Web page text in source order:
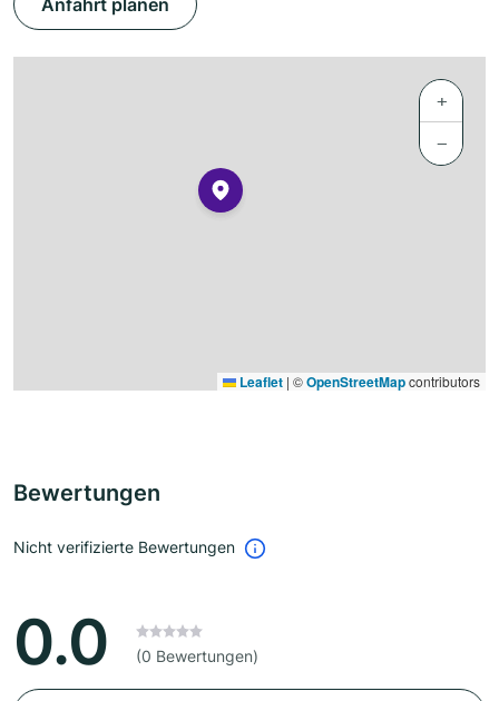
Anfahrt planen
+
−
Leaflet | ©OpenStreetMapcontributors
Bewertungen
Nicht verifizierte Bewertungen
0.0 (0 Bewertungen)